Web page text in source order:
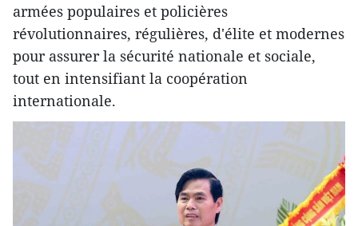
armées populaires et policières
révolutionnaires, régulières, d'élite et modernes
pour assurer la sécurité nationale et sociale,
tout en intensifiant la coopération
internationale.